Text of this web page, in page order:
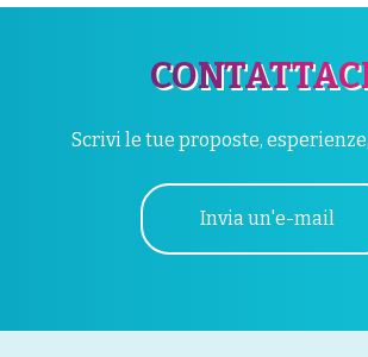
Scrivi le tue proposte,
Invia un'e-mail